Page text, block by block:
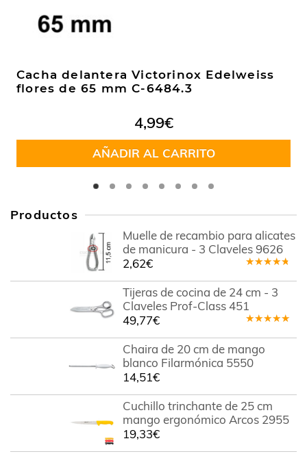
Cacha delantera Victorinox Edelweiss
flores de 65 mm C-6484.3
4,99€
AÑADIR AL CARRITO
Productos
Muelle de recambio para alicates
de manicura - 3 Claveles 9626
en4.11
de 5
2,62€
Tijeras de cocina de 24 cm - 3
Claveles Prof-Class 451
en5.00de
5
49,77€
Chaira de 20 cm de mango
blanco Filarmónica 5550
14,51€
Cuchillo trinchante de 25 cm
mango ergonómico Arcos 2955
19,33€